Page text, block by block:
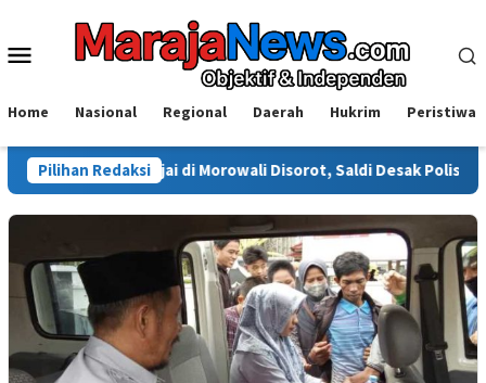
konten
Menu
Home Nasional Regional Daerah Hukrim Peristiwa
Pilihan Redaksi
Sinjai di Morowali Disorot, Saldi Desak Polisi Usut Tuntas